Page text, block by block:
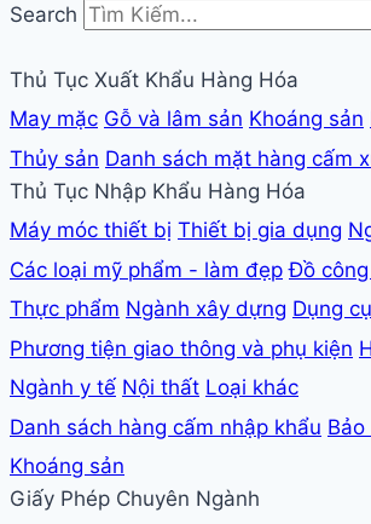
Search
Thủ Tục Xuất Khẩu Hàng Hóa
May mặc Gỗ và lâm sản Khoáng sản
Thủy sản Danh sách mặt hàng cấm
Thủ Tục Nhập Khẩu Hàng Hóa
Máy móc thiết bị Thiết bị gia dụng
Các loại mỹ phẩm - làm đẹp Đồ
Thực phẩm Ngành xây dựng Dụng
Phương tiện giao thông và phụ kiện
Ngành y tế Nội thất Loại khác
Danh sách hàng cấm nhập khẩu
Khoáng sản
Giấy Phép Chuyên Ngành